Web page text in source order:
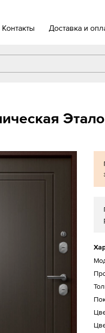
Контакты Доставка и